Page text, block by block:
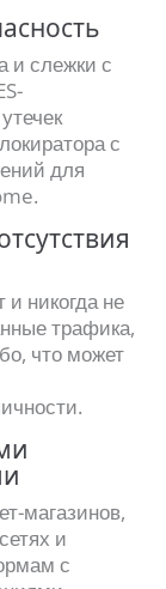
и слежки с
с
для
и никогда не
трафика,
что может
магазинов,
и
с